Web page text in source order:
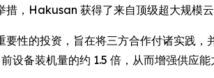
，Hakusan 获得了来自顶级超大规模云
性的投资，旨在将三方合作付诸实践
备装机量的约 1.5 倍，从而增强供应能